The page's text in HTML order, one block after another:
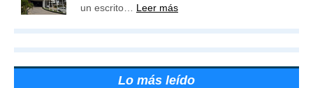
un escrito… Leer más
Lo más leído